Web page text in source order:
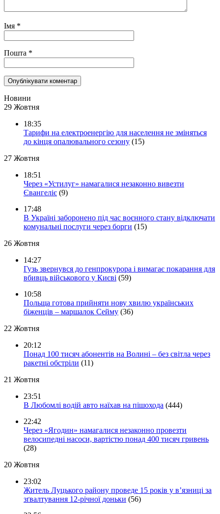
Імя *
Пошта *
Новини
29 Жовтня
18:35
Тарифи на електроенергію для населення не зміняться
до кінця опалювального сезону (15)
27 Жовтня
18:51
Через «Устилуг» намагалися незаконно вивезти
Євангеліє (9)
17:48
В Україні заборонено під час воєнного стану відключати
комунальні послуги через борги (15)
26 Жовтня
14:27
Гузь звернувся до генпрокурора і вимагає покарання для
вбивць військового у Києві (59)
10:58
Польща готова прийняти нову хвилю українських
біженців – маршалок Сейму (36)
22 Жовтня
20:12
Понад 100 тисяч абонентів на Волині – без світла через
ракетні обстріли (11)
21 Жовтня
23:51
В Любомлі водій авто наїхав на пішохода (444)
22:42
Через «Ягодин» намагалися незаконно провезти
велосипедні насоси, вартістю понад 400 тисяч гривень
(28)
20 Жовтня
23:02
Житель Луцького району проведе 15 років у в’язниці за
зґвалтування 12-річної доньки (56)